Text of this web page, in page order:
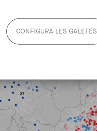
CONFIGURA LES GALETES